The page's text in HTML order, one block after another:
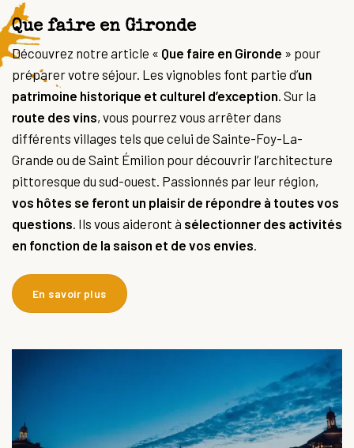
Que faire en Gironde
Découvrez notre article « Que faire en Gironde » pour
préparer votre séjour. Les vignobles font partie d’un
patrimoine historique et culturel d’exception. Sur la
route des vins, vous pourrez vous arrêter dans
différents villages tels que celui de Sainte-Foy-La-
Grande ou de Saint Émilion pour découvrir l’architecture
pittoresque du sud-ouest. Passionnés par leur région,
vos hôtes se feront un plaisir de répondre à toutes vos
questions. Ils vous aideront à sélectionner des activités
en fonction de la saison et de vos envies.
En savoir plus